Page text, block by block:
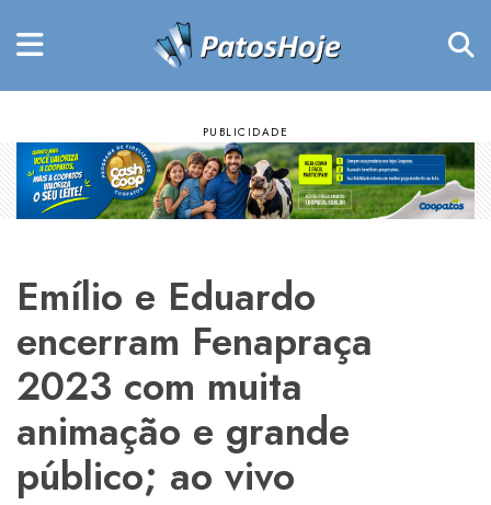
Emílio e Eduardo
encerram Fenapraça
2023 com muita
animação e grande
público; ao vivo